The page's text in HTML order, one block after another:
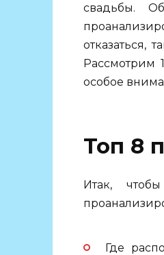
свадьбы.
отказаться,
Рассмотрим
особое
Топ 8
Итак,
Где